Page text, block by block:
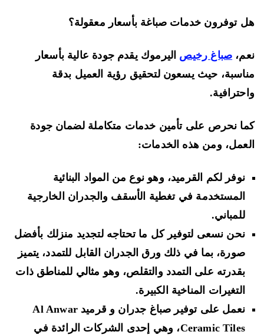
توفرون خدمات صباغة بأسعار معقولة؟
صباغ رخيصاليرموك يقدم جودة عالية بأسعار
حيث يسعون لتحقيق رؤية العميل بدقة
نحرص على تأمين خدمات متكاملة لضمان جودة
ومن هذه الخدمات:
نوفر لكم القرميد، وهو نوع من المواد البنائية
المستخدمة في تغطية الأسقف والجدران الخارجية
للمباني.
نحن نسعى لتوفير كل ما تحتاجه لتجديد منزلك بأفضل
صورة، بما في ذلك ورق الجدران القابل للتمدد، يتميز
بقدرته على التمدد والتقلص، وهو مثالي للمناطق ذات
التغيرات المناخية الكبيرة.
نعمل على توفير صباغ جدران و قرميد Al Anwar
Ceramic Tiles، وهي إحدى الشركات الرائدة في